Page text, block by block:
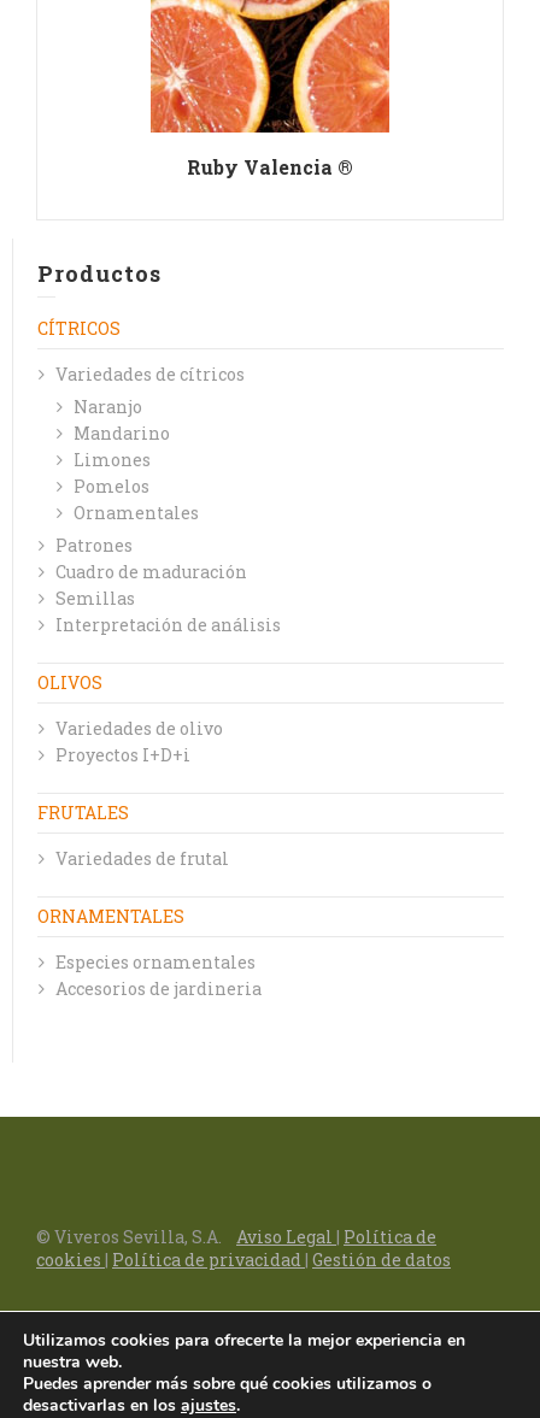
Ruby Valencia ®
Productos
CÍTRICOS
Variedades de cítricos
Naranjo
Mandarino
Limones
Pomelos
Ornamentales
Patrones
Cuadro de maduración
Semillas
Interpretación de análisis
OLIVOS
Variedades de olivo
Proyectos I+D+i
FRUTALES
Variedades de frutal
ORNAMENTALES
Especies ornamentales
Accesorios de jardineria
© Viveros Sevilla, S.A. Aviso Legal | Política de
cookies | Política de privacidad| Gestión de datos
Utilizamos cookies para ofrecerte la mejor experiencia en
nuestra web.
Puedes aprender más sobre qué cookies utilizamos o
desactivarlas en los ajustes.